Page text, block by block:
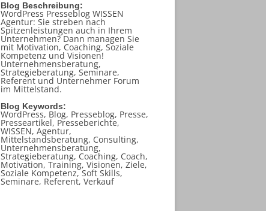
Blog Beschreibung:
WordPress Presseblog WISSEN
Agentur: Sie streben nach
Spitzenleistungen auch in Ihrem
Unternehmen? Dann managen Sie
mit Motivation, Coaching, Soziale
Kompetenz und Visionen!
Unternehmensberatung,
Strategieberatung, Seminare,
Referent und Unternehmer Forum
im Mittelstand.
Blog Keywords:
WordPress, Blog, Presseblog, Presse,
Presseartikel, Presseberichte,
WISSEN, Agentur,
Mittelstandsberatung, Consulting,
Unternehmensberatung,
Strategieberatung, Coaching, Coach,
Motivation, Training, Visionen, Ziele,
Soziale Kompetenz, Soft Skills,
Seminare, Referent, Verkauf